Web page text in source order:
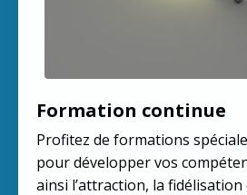
Formation continue
Profitez de formations
pour développer vos
ainsi l’attraction, la